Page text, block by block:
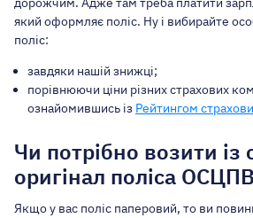
який оформляє поліс. Ну і вибирайте
поліс:
завдяки нашій знижці;
порівнюючи ціни різних страхових
ознайомившись із Рейтингом
Чи потрібно возити із
оригінал поліса
Якщо у вас поліс паперовий, то ви